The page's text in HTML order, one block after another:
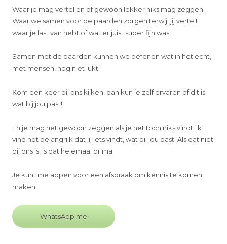
Waar je mag vertellen of gewoon lekker niks mag zeggen.
Waar we samen voor de paarden zorgen terwijl jij vertelt
waar je last van hebt of wat er juist super fijn was.
Samen met de paarden kunnen we oefenen wat in het echt,
met mensen, nog niet lukt.
Kom een keer bij ons kijken, dan kun je zelf ervaren of dit is
wat bij jou past!
En je mag het gewoon zeggen als je het toch niks vindt. Ik
vind het belangrijk dat jij iets vindt, wat bij jou past. Als dat niet
bij ons is, is dat helemaal prima.
Je kunt me appen voor een afspraak om kennis te komen
maken.
WhatsApp me